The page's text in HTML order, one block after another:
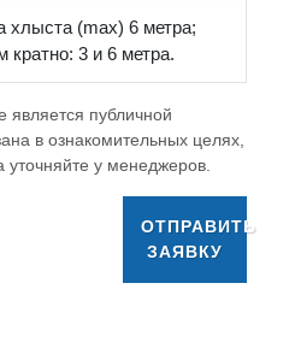
хлыста (max) 6 метра;
кратно: 3 и 6 метра.
публичной
в ознакомительных целях,
уточняйте у менеджеров.
ОТПРАВИТЬ
ЗАЯВКУ